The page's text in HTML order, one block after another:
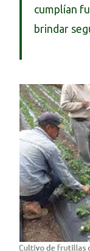
cumplían
brindar